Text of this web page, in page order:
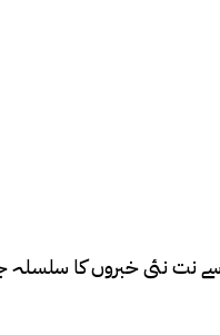
نئی خبروں کا سلسلہ